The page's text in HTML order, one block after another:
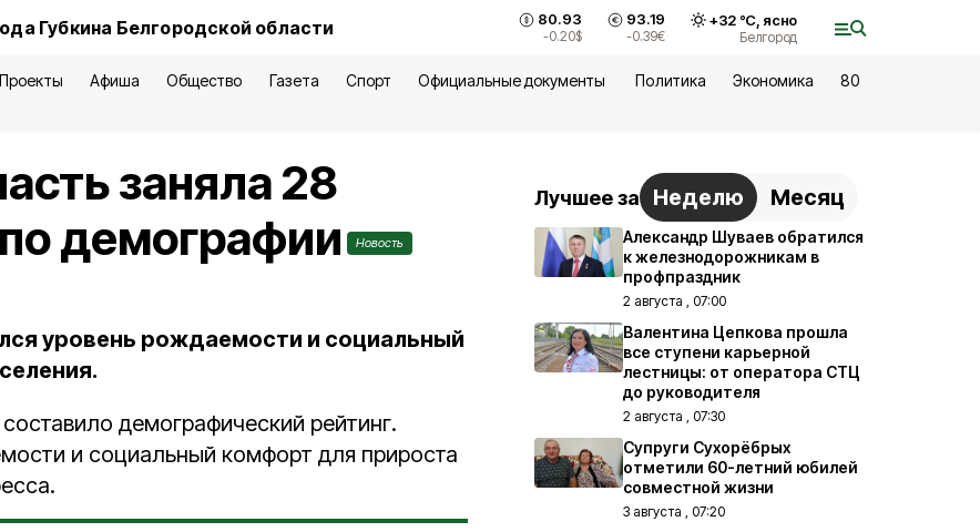
Губкина Белгородской области 80.93
-0.20$
93.19
-0.39€
+32°С, ясно
Белгород
Проекты Афиша Общество Газета Спорт Официальные документы Политика Экономика
80
заняла 28
демографии
Новость
уровень рождаемости и социальный
демографический рейтинг.
и социальный комфорт для прироста
Лучшее за Неделю Месяц
Александр Шуваев обратился
к железнодорожникам в
профпраздник
2 августа , 07:00
Валентина Цепкова прошла
все ступени карьерной
лестницы: от оператора СТЦ
до руководителя
2 августа , 07:30
Супруги Сухорёбрых
отметили 60-летний юбилей
совместной жизни
3 августа , 07:20